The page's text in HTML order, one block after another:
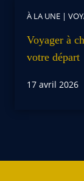
À LA UNE |
Voyager à
votre départ
17 avril 2026